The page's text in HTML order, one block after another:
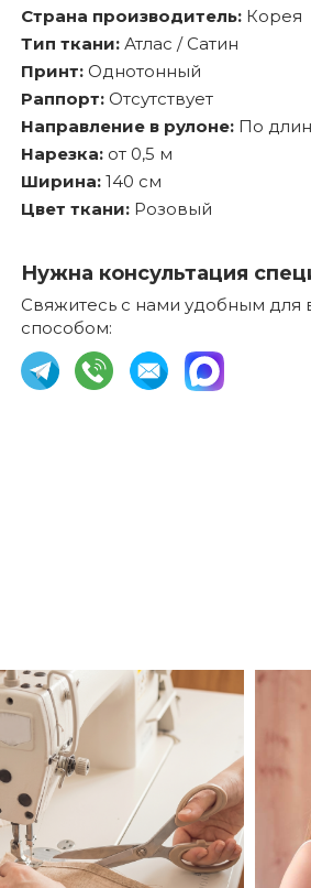
Страна производитель: Корея
Тип ткани: Атлас / Сатин
Принт: Однотонный
Раппорт: Отсутствует
Направление в рулоне: По
Нарезка: от 0,5 м
Ширина: 140 см
Цвет ткани: Розовый
Нужна консультация
Свяжитесь с нами удобным для
способом: